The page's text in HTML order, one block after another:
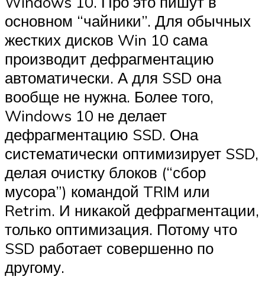
основном “чайники”. Для обычных
жестких дисков Win 10 сама
производит дефрагментацию
автоматически. А для SSD она
вообще не нужна. Более того,
Windows 10 не делает
дефрагментацию SSD. Она
систематически оптимизирует SSD,
делая очистку блоков (“сбор
мусора”) командой TRIM или
Retrim. И никакой дефрагментации,
только оптимизация. Потому что
SSD работает совершенно по
другому.